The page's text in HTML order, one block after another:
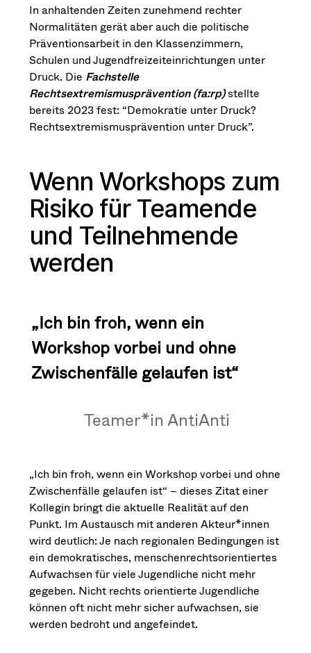
In anhaltenden Zeiten zunehmend rechter
Normalitäten gerät aber auch die politische
Präventionsarbeit in den Klassenzimmern,
Schulen und Jugendfreizeiteinrichtungen unter
Druck. Die Fachstelle
Rechtsextremismusprävention (fa:rp)stellte
bereits 2023 fest: “Demokratie unter Druck?
Rechtsextremismusprävention unter Druck”.
Wenn Workshops zum
Risiko für Teamende
und Teilnehmende
werden
„Ich bin froh, wenn ein
Workshop vorbei und ohne
Zwischenfälle gelaufen ist“
Teamer*in AntiAnti
„Ich bin froh, wenn ein Workshop vorbei und ohne
Zwischenfälle gelaufen ist“ – dieses Zitat einer
Kollegin bringt die aktuelle Realität auf den
Punkt. Im Austausch mit anderen Akteur*innen
wird deutlich: Je nach regionalen Bedingungen ist
ein demokratisches, menschenrechtsorientiertes
Aufwachsen für viele Jugendliche nicht mehr
gegeben. Nicht rechts orientierte Jugendliche
können oft nicht mehr sicher aufwachsen, sie
werden bedroht und angefeindet.